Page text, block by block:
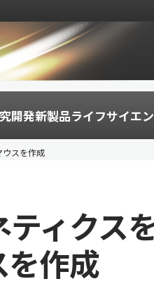
開発新製品ライフサイエ
ウスを作成
ィクス
作成